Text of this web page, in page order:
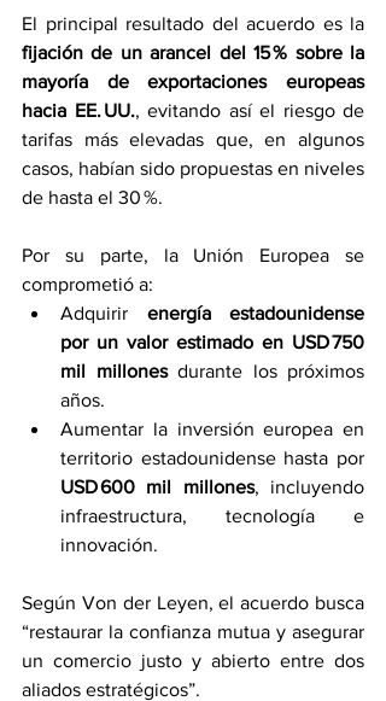
fijación de un arancel del 15 % sobre la
mayoría de exportaciones europeas
hacia EE. UU., evitando así el riesgo de
tarifas más elevadas que, en algunos
casos, habían sido propuestas en niveles
de hasta el 30 %.
Por su parte, la Unión Europea se
comprometió a:
Adquirir energía estadounidense
por un valor estimado en USD 750
mil millones durante los próximos
años.
Aumentar la inversión europea en
USD 600 mil millones, incluyendo
infraestructura, tecnología e
innovación.
Según Von der Leyen, el acuerdo busca
“restaurar la confianza mutua y asegurar
un comercio justo y abierto entre dos
aliados estratégicos”.